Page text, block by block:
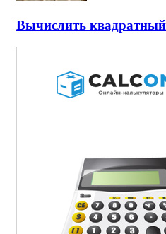
Вычислить квадратный